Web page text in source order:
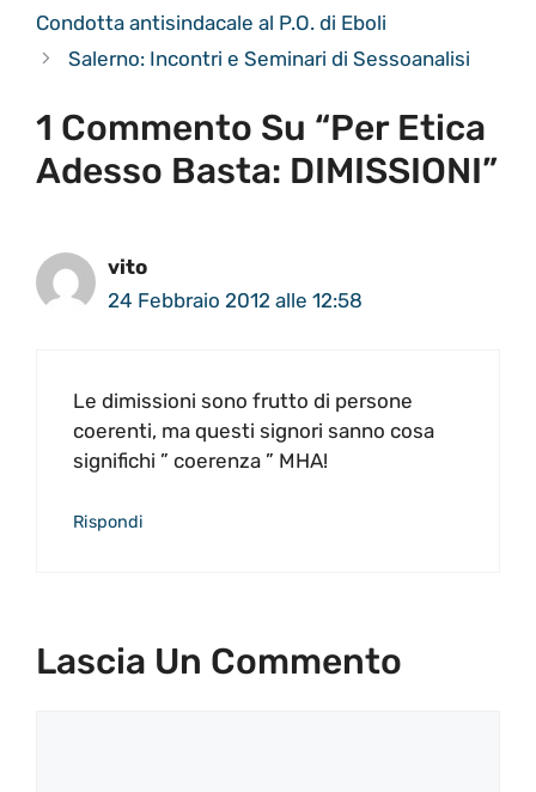
Condotta antisindacale al P.O. di Eboli
Salerno: Incontri e Seminari di Sessoanalisi
1 Commento Su “Per Etica
Adesso Basta: DIMISSIONI”
vito
24 Febbraio 2012 alle 12:58
Le dimissioni sono frutto di persone
coerenti, ma questi signori sanno cosa
significhi ” coerenza ” MHA!
Rispondi
Lascia Un Commento